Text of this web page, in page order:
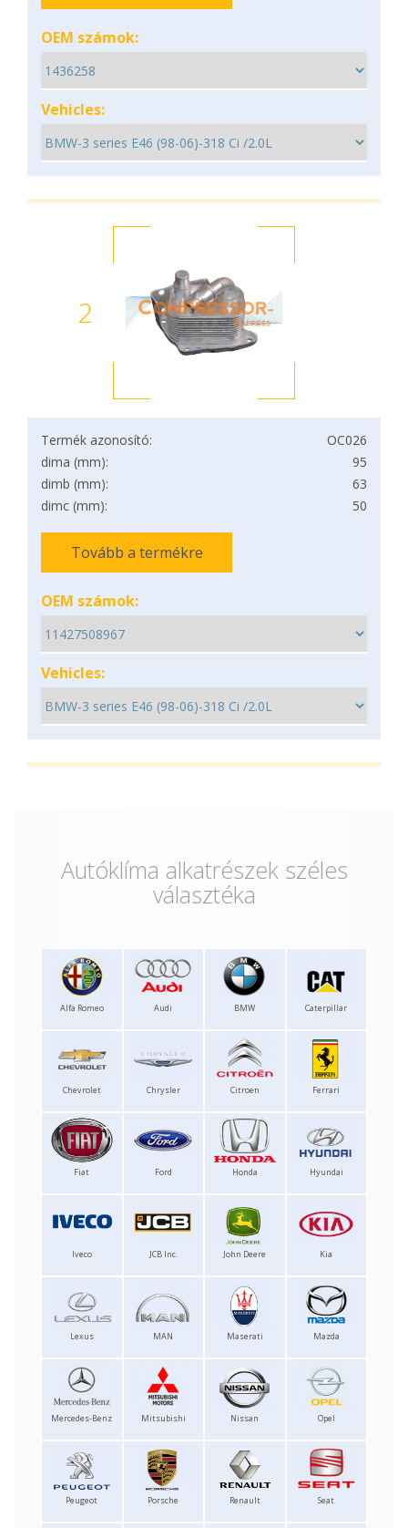
OEM számok:
Vehicles:
2
Termék azonosító:
OC026
dima (mm):
95
dimb (mm):
63
dimc (mm):
50
Tovább a termékre
OEM számok:
Vehicles:
Autóklíma alkatrészek széles
választéka
Alfa Romeo Audi BMW Caterpillar
Chevrolet Chrysler Citroen Ferrari
Fiat Ford Honda Hyundai
Iveco JCB Inc. John Deere Kia
Lexus MAN Maserati Mazda
Mercedes-Benz Mitsubishi Nissan Opel
Peugeot Porsche Renault Seat